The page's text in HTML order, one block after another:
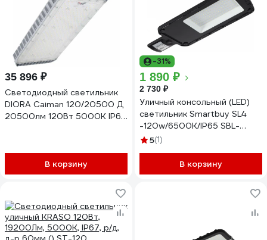
35 896 ₽
Светодиодный светильник
DIORA Caiman 120/20500 Д
20500лм 120Вт 5000K IP67
В корзину
-31%
1 890 ₽
2 730 ₽
Уличный консольный (LED)
светильник Smartbuy SL4
-120w/6500K/IP65 SBL-
ESL4-120-65
5(1)
В корзину